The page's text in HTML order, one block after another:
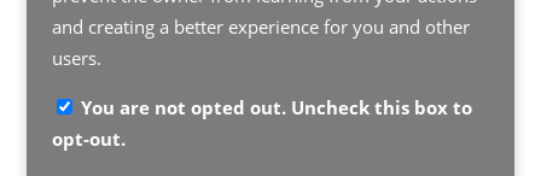
and creating a better experience for you and other
users.
You are not opted out. Uncheck this box to
opt-out.